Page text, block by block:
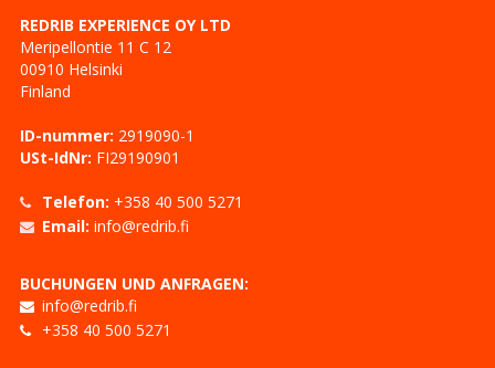
REDRIB EXPERIENCE OY LTD
Meripellontie 11 C 12
00910 Helsinki
Finland
ID-nummer: 2919090-1
USt-IdNr: FI29190901
Telefon: +358 40 500 5271
Email: info@redrib.fi
BUCHUNGEN UND ANFRAGEN:
info@redrib.fi
+358 40 500 5271